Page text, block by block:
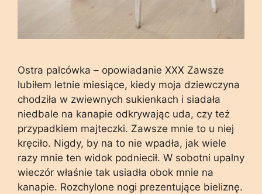
Ostra palcówka – opowiadanie XXX Zawsze
lubiłem letnie miesiące, kiedy moja dziewczyna
chodziła w zwiewnych sukienkach i siadała
niedbale na kanapie odkrywając uda, czy też
przypadkiem majteczki. Zawsze mnie to u niej
kręciło. Nigdy, by na to nie wpadła, jak wiele
razy mnie ten widok podniecił. W sobotni upalny
wieczór właśnie tak usiadła obok mnie na
kanapie. Rozchylone nogi prezentujące bieliznę.